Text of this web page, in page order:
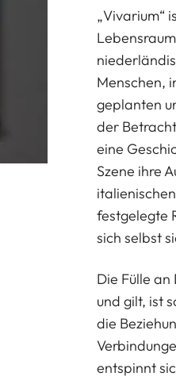
„Vivarium“
Menschen,
geplanten
der
eine
Szene ihre
festgelegte
sich selbst
Die Fülle
und gilt, ist
die
entspinnt